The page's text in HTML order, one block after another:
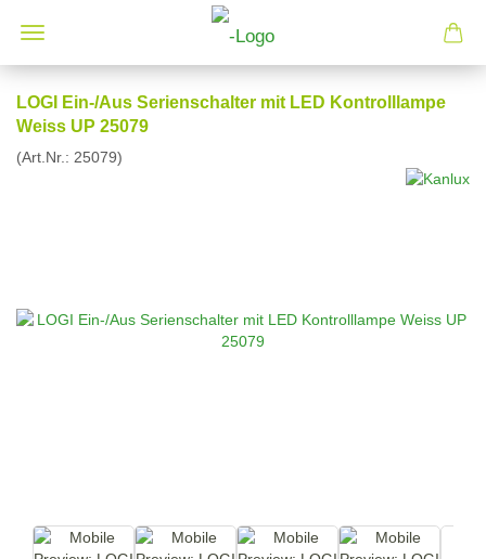
LOGI Ein-/Aus Serienschalter mit LED Kontrolllampe
Weiss UP 25079
(Art.Nr.: 25079)